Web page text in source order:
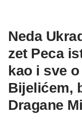
Neda
zet Peca
kao i sve
Bijelićem,
Dragane